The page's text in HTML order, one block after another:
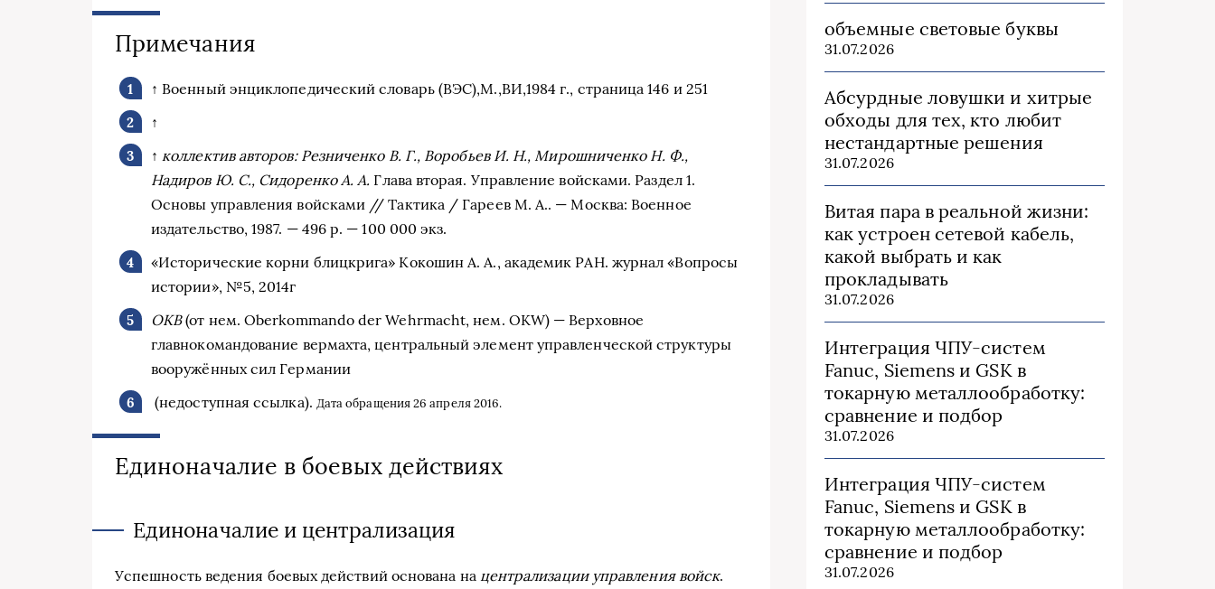
Примечания
↑ Военный энциклопедический словарь (ВЭС),М.,ВИ,1984 г., страница 146 и 251
↑
↑ коллектив авторов: Резниченко В. Г., Воробьев И. Н., Мирошниченко Н. Ф.,
Надиров Ю. С., Сидоренко А. А. Глава вторая. Управление войсками. Раздел 1.
Основы управления войсками // Тактика / Гареев М. А.. — Москва: Военное
издательство, 1987. — 496 p. — 100 000 экз.
«Исторические корни блицкрига» Кокошин А. А., академик РАН. журнал «Вопросы
истории», №5, 2014г
ОКВ(от нем. Oberkommando der Wehrmacht, нем. OKW) — Верховное
главнокомандование вермахта, центральный элемент управленческой структуры
вооружённых сил Германии
(недоступная ссылка). Дата обращения 26 апреля 2016.
Единоначалие в боевых действиях
Единоначалие и централизация
Успешность ведения боевых действий основана на централизации управления войск.
объемные световые буквы
31.07.2026
Абсурдные ловушки и хитрые
обходы для тех, кто любит
нестандартные решения
31.07.2026
Витая пара в реальной жизни:
как устроен сетевой кабель,
какой выбрать и как
прокладывать
31.07.2026
Интеграция ЧПУ-систем
Fanuc, Siemens и GSK в
токарную металлообработку:
сравнение и подбор
31.07.2026
Интеграция ЧПУ-систем
Fanuc, Siemens и GSK в
токарную металлообработку:
сравнение и подбор
31.07.2026